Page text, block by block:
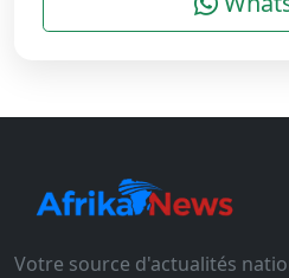
Votre source d'actualités